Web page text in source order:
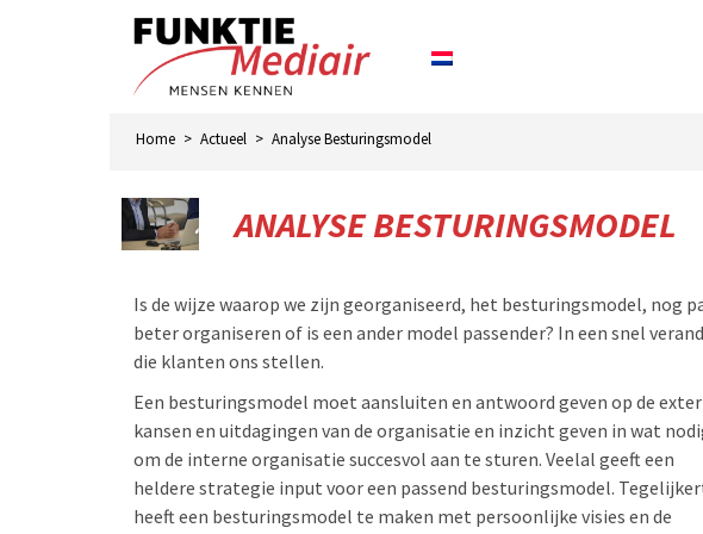
Home > Actueel > Analyse Besturingsmodel
ANALYSE BESTURINGSMODEL
Is de wijze waarop we zijn georganiseerd, het besturingsmodel, nog
beter organiseren of is een ander model passender? In een snel
die klanten ons stellen.
Een besturingsmodel moet aansluiten en antwoord geven op de
kansen en uitdagingen van de organisatie en inzicht geven in wat
om de interne organisatie succesvol aan te sturen. Veelal geeft een
heldere strategie input voor een passend besturingsmodel.
heeft een besturingsmodel te maken met persoonlijke visies en de